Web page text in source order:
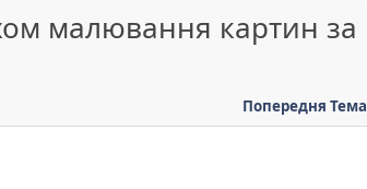
малювання картин за
Попередня Тема